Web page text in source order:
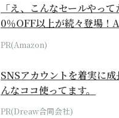
「え、こんなセールやっ
0％OFF以上が続々登場！
本気が...
PR(Amazon)
SNSアカウントを着実に
んなココ使ってます。
PR(Dreaw合同会社)